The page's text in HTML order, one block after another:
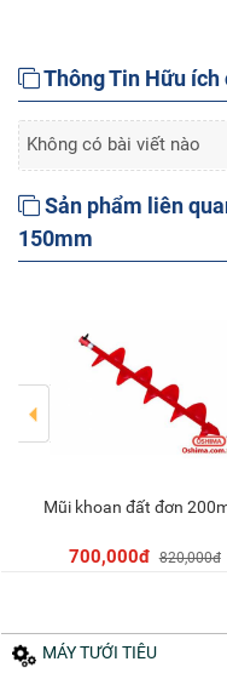
Thông Tin Hữu
Không có bài viết nào
Sản phẩm liên
150mm
Thêm vào giỏ
Mũi khoan đất đơn
700,000đ 820,000đ
MÁY TƯỚI TIÊU